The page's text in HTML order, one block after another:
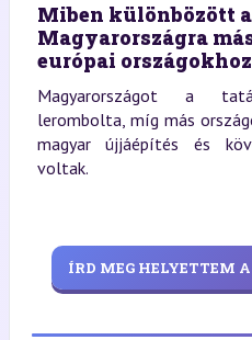
Miben különbözött
Magyarországra
európai
Magyarországot a
lerombolta, míg más
magyar újjáépítés és
voltak.
ÍRD MEG HELYETTEM